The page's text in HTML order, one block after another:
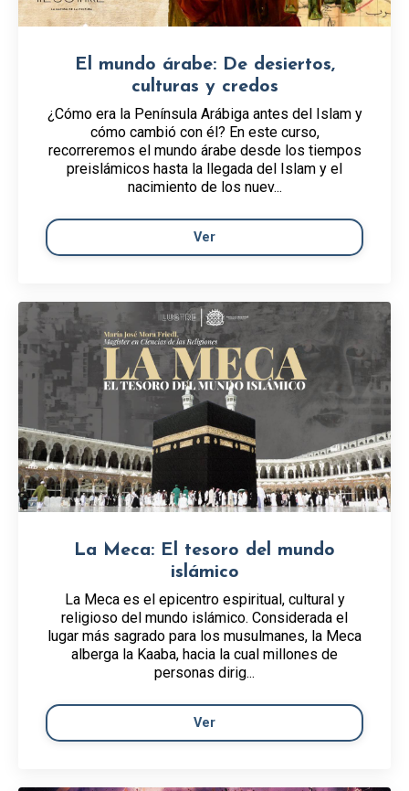
El mundo árabe: De desiertos,
culturas y credos
¿Cómo era la Península Arábiga antes del Islam y
cómo cambió con él? En este curso,
recorreremos el mundo árabe desde los tiempos
preislámicos hasta la llegada del Islam y el
nacimiento de los nuev...
Ver
La Meca: El tesoro del mundo
islámico
La Meca es el epicentro espiritual, cultural y
religioso del mundo islámico. Considerada el
lugar más sagrado para los musulmanes, la Meca
alberga la Kaaba, hacia la cual millones de
personas dirig...
Ver